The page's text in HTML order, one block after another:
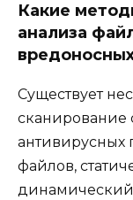
Какие
анализа
Существует
сканирование
антивирусных
файлов,
динамический